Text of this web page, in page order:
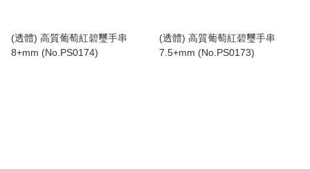
(透體) 高質葡萄紅碧璽手串
8+mm (No.PS0174)
(透體) 高質葡萄紅碧璽手串
7.5+mm (No.PS0173)